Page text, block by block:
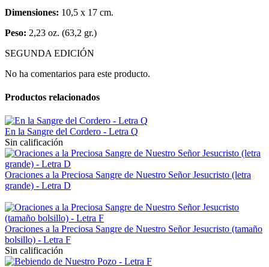
Dimensiones: 10,5 x 17 cm.
Peso: 2,23 oz. (63,2 gr.)
SEGUNDA EDICIÓN
No ha comentarios para este producto.
Productos relacionados
En la Sangre del Cordero - Letra Q
Sin calificación
Oraciones a la Preciosa Sangre de Nuestro Señor Jesucristo (letra
grande) - Letra D
Oraciones a la Preciosa Sangre de Nuestro Señor Jesucristo (tamaño
bolsillo) - Letra F
Sin calificación